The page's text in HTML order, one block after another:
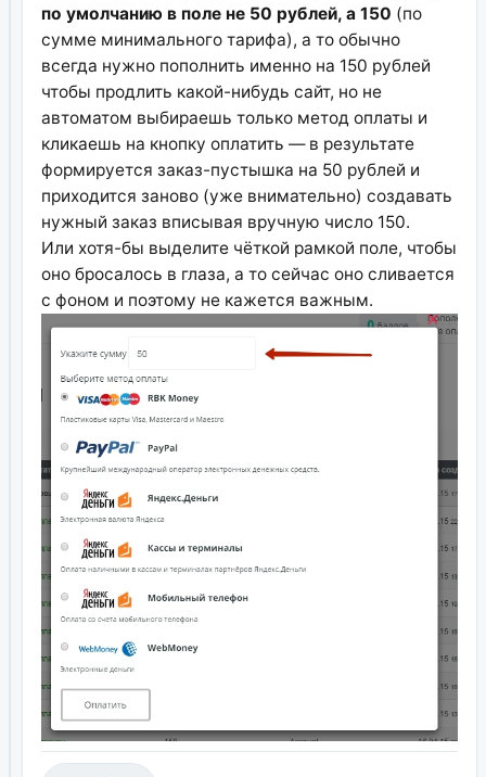
по умолчанию в поле не 50 рублей, а 150 (по
сумме минимального тарифа), а то обычно
всегда нужно пополнить именно на 150 рублей
чтобы продлить какой-нибудь сайт, но не
автоматом выбираешь только метод оплаты и
кликаешь на кнопку оплатить — в результате
формируется заказ-пустышка на 50 рублей и
приходится заново (уже внимательно) создавать
нужный заказ вписывая вручную число 150.
Или хотя-бы выделите чёткой рамкой поле, чтобы
оно бросалось в глаза, а то сейчас оно сливается
с фоном и поэтому не кажется важным.